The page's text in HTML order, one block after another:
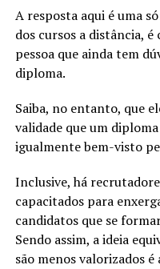
A resposta aqui é uma
dos cursos a distância,
pessoa que ainda tem
diploma.
Saiba, no entanto, que
validade que um
igualmente bem-visto
Inclusive, há
capacitados para
candidatos que se
Sendo assim, a ideia
são menos valorizados